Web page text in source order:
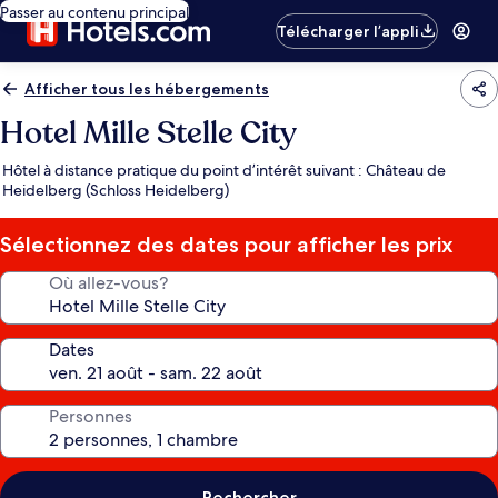
Passer au contenu principal
Télécharger l’appli
Afficher tous les hébergements
Hotel Mille Stelle City
Hôtel à distance pratique du point d’intérêt suivant : Château de
Heidelberg (Schloss Heidelberg)
Sélectionnez des dates pour afficher les prix
Où allez-vous?
Dates
Personnes